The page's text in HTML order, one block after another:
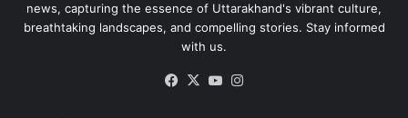
news, capturing the essence of Uttarakhand's vibrant culture,
breathtaking landscapes, and compelling stories. Stay informed
with us.
Facebook
X YouTube